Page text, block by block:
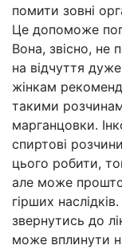
помити зовні
Це допоможе
Вона, звісно, не
на відчуття
жінкам
такими
марганцовки.
спиртові
цього робити,
але може
гірших
звернутись до
може вплинути